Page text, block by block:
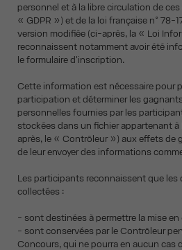
personnel et à la libre circulation de
« GDPR ») et de la loi française n° 78-
version modifiée (ci-après, la « Loi
reconnaissent notamment avoir été
le formulaire d'inscription.
Cette information est nécessaire pour
participation et déterminer les
personnelles fournies par les
stockées dans un fichier appartenant à
après, le « Contrôleur ») aux effets de
de leur envoyer des informations
Les participants reconnaissent que les
collectées :
- sont destinées à permettre la mise
- sont conservées par le Contrôleur
Concours, qui ne pourra en aucun cas